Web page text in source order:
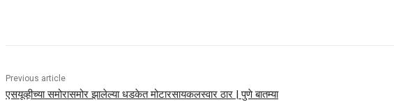
Previous article
एसयूव्हीच्या समोरासमोर झालेल्या धडकेत मोटारसायकलस्वार ठार | पुणे बातम्या